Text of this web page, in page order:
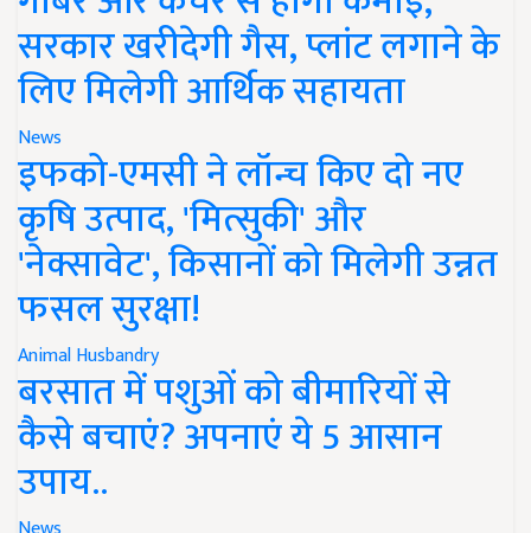
सरकार खरीदेगी गैस, प्लांट लगाने के
लिए मिलेगी आर्थिक सहायता
News
इफको-एमसी ने लॉन्च किए दो नए
कृषि उत्पाद, 'मित्सुकी' और
'नेक्सावेट', किसानों को मिलेगी उन्नत
फसल सुरक्षा!
Animal Husbandry
बरसात में पशुओं को बीमारियों से
कैसे बचाएं? अपनाएं ये 5 आसान
उपाय..